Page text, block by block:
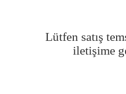
Lütfen satış
iletişime